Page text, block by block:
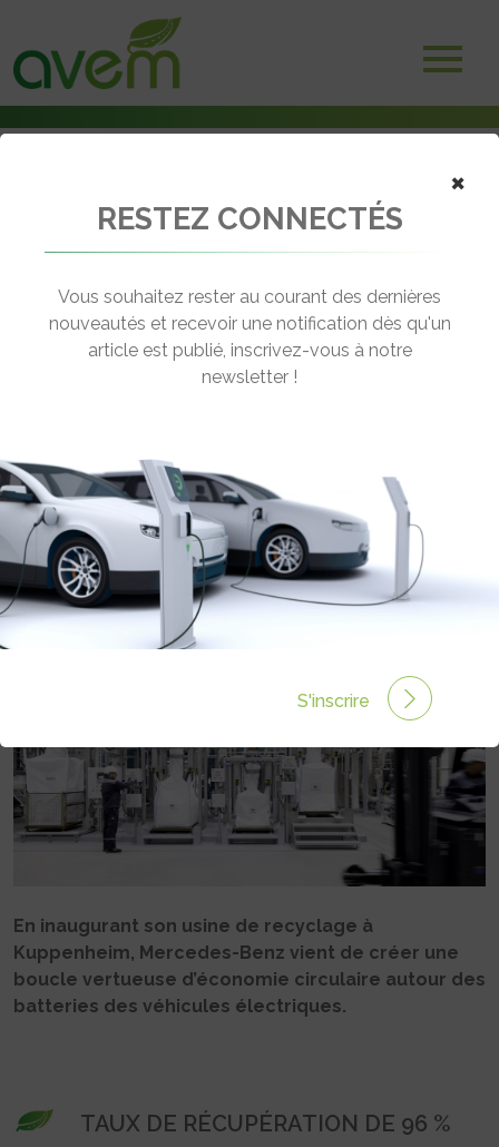
Mercedes ouvre en Allemagne une usine de recyclage de batteries
← Revenir aux actualités
UNE USINE DE RECYCLAGE DE
BATTERIES
Rédigé par Philippe Schwoerer le 23 Oct 2024 à 06:00
0 commentaires
En inaugurant son usine de recyclage à
Kuppenheim, Mercedes-Benz vient de créer une
boucle vertueuse d’économie circulaire autour des
batteries des véhicules électriques.
TAUX DE RÉCUPÉRATION DE 96 %
×
RESTEZ CONNECTÉS
Vous souhaitez rester au courant des dernières
nouveautés et recevoir une notification dès qu'un
article est publié, inscrivez-vous à notre
newsletter !
S'inscrire